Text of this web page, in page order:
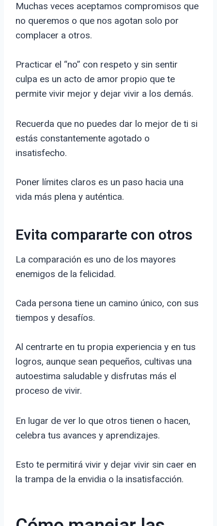
Muchas veces aceptamos compromisos que
no queremos o que nos agotan solo por
complacer a otros.
Practicar el “no” con respeto y sin sentir
culpa es un acto de amor propio que te
permite vivir mejor y dejar vivir a los demás.
Recuerda que no puedes dar lo mejor de ti si
estás constantemente agotado o
insatisfecho.
Poner límites claros es un paso hacia una
vida más plena y auténtica.
Evita compararte con otros
La comparación es uno de los mayores
enemigos de la felicidad.
Cada persona tiene un camino único, con sus
tiempos y desafíos.
Al centrarte en tu propia experiencia y en tus
logros, aunque sean pequeños, cultivas una
autoestima saludable y disfrutas más el
proceso de vivir.
En lugar de ver lo que otros tienen o hacen,
celebra tus avances y aprendizajes.
Esto te permitirá vivir y dejar vivir sin caer en
la trampa de la envidia o la insatisfacción.